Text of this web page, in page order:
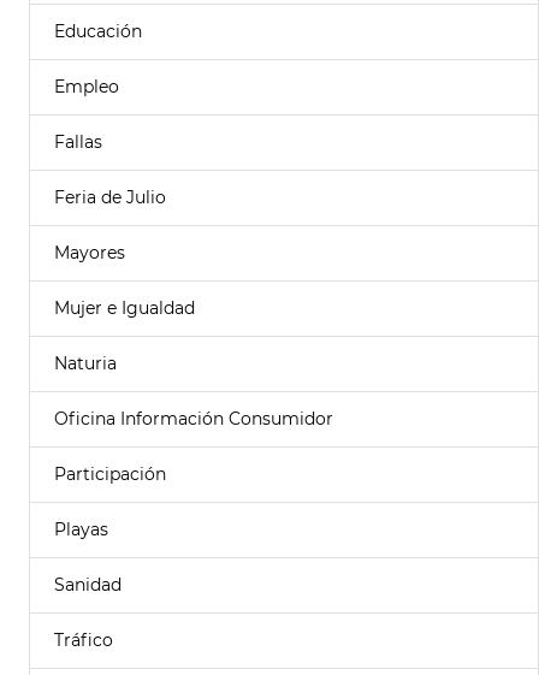
Educación
Empleo
Fallas
Feria de Julio
Mayores
Mujer e Igualdad
Naturia
Oficina Información Consumidor
Participación
Playas
Sanidad
Tráfico